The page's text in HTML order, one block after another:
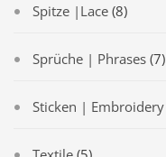
Spitze |Lace (8)
Sprüche | Phrases (7)
Sticken | Embroidery